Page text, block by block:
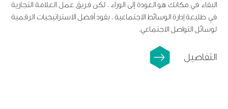
البقاء في مكانك هو العودة إلى الوراء ، لكن فريق عمل العلامة التجارية
في طليعة إدارة الوسائط الاجتماعية ، يقود أفضل الاستراتيجيات الرقمية
لوسائل التواصل الاجتماعي.
التفاصيل